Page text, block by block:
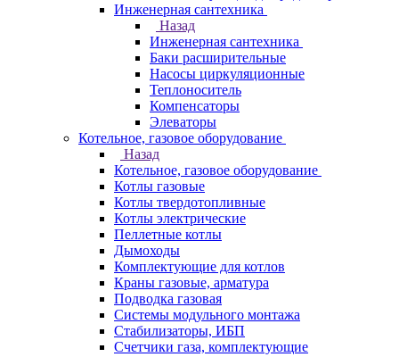
Инженерная сантехника
Назад
Инженерная сантехника
Баки расширительные
Насосы циркуляционные
Теплоноситель
Компенсаторы
Элеваторы
Котельное, газовое оборудование
Назад
Котельное, газовое оборудование
Котлы газовые
Котлы твердотопливные
Котлы электрические
Пеллетные котлы
Дымоходы
Комплектующие для котлов
Краны газовые, арматура
Подводка газовая
Системы модульного монтажа
Стабилизаторы, ИБП
Счетчики газа, комплектующие